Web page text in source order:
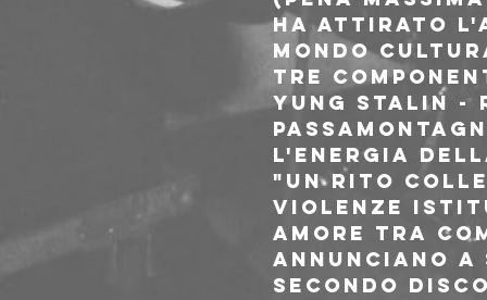
ha attirato
mondo
tre
YUNG
l'energia
"un rito
violenze
amore tra
annunciano
secondo disco